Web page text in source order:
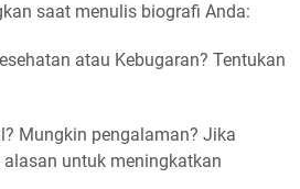
saat menulis biografi Anda:
atau Kebugaran? Tentukan
Mungkin pengalaman? Jika
untuk meningkatkan